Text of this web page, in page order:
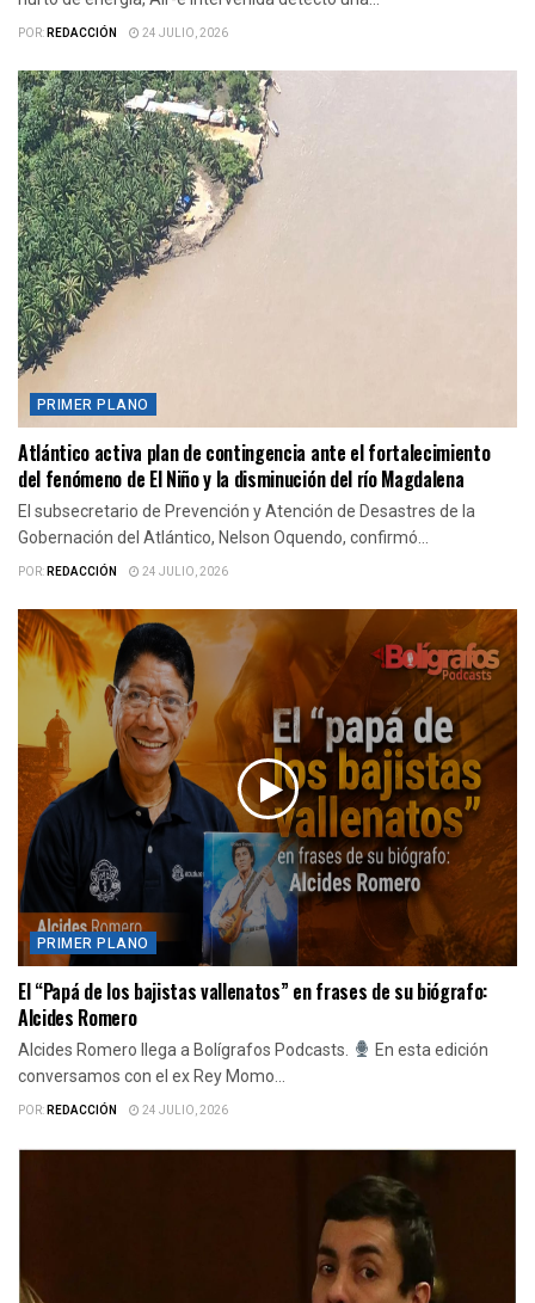
POR:REDACCIÓN 24 JULIO, 2026
PRIMER PLANO
Atlántico activa plan de contingencia ante el fortalecimiento
del fenómeno de El Niño y la disminución del río Magdalena
El subsecretario de Prevención y Atención de Desastres de la
Gobernación del Atlántico, Nelson Oquendo, confirmó...
POR:REDACCIÓN 24 JULIO, 2026
PRIMER PLANO
El “Papá de los bajistas vallenatos” en frases de su biógrafo:
Alcides Romero
Alcides Romero llega a Bolígrafos Podcasts.
En esta edición
conversamos con el ex Rey Momo...
POR:REDACCIÓN 24 JULIO, 2026